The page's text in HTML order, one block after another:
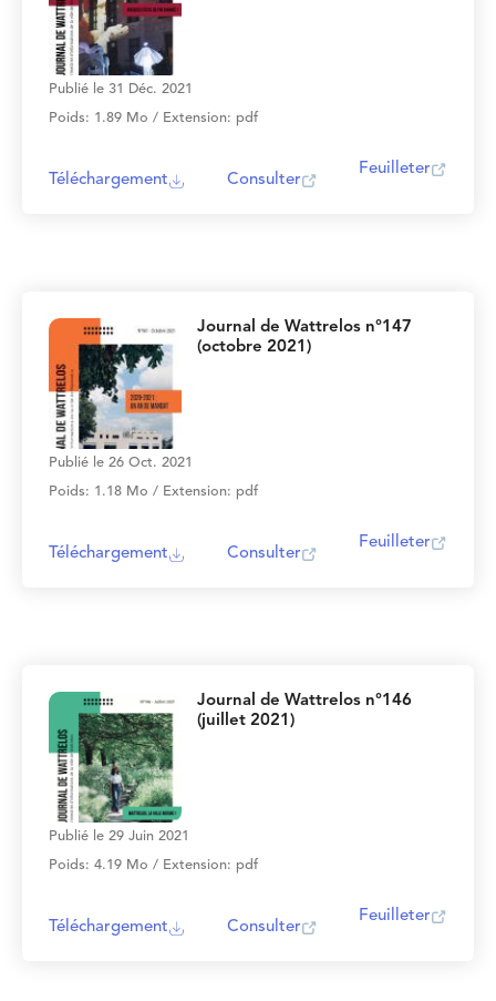
Publié le 31 Déc. 2021
Poids: 1.89 Mo / Extension: pdf
Téléchargement Consulter
Feuilleter
Journal de Wattrelos n°147
(octobre 2021)
Publié le 26 Oct. 2021
Poids: 1.18 Mo / Extension: pdf
Téléchargement Consulter
Feuilleter
Journal de Wattrelos n°146
(juillet 2021)
Publié le 29 Juin 2021
Poids: 4.19 Mo / Extension: pdf
Téléchargement Consulter
Feuilleter